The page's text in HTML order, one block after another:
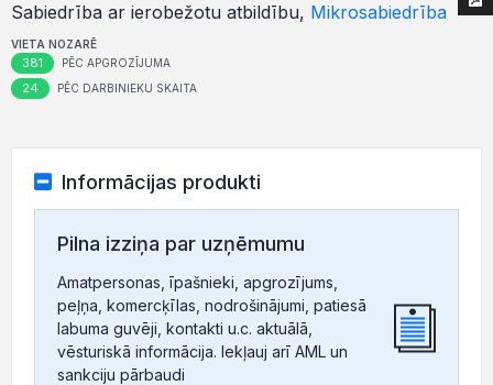
Sabiedrība ar ierobežotu atbildību, Mikrosabiedrība
VIETA NOZARĒ
381 PĒC APGROZĪJUMA
24 PĒC DARBINIEKU SKAITA
Informācijas produkti
Pilna izziņa par uzņēmumu
Amatpersonas, īpašnieki, apgrozījums,
peļņa, komercķīlas, nodrošinājumi, patiesā
labuma guvēji, kontakti u.c. aktuālā,
vēsturiskā informācija. Iekļauj arī AML un
sankciju pārbaudi